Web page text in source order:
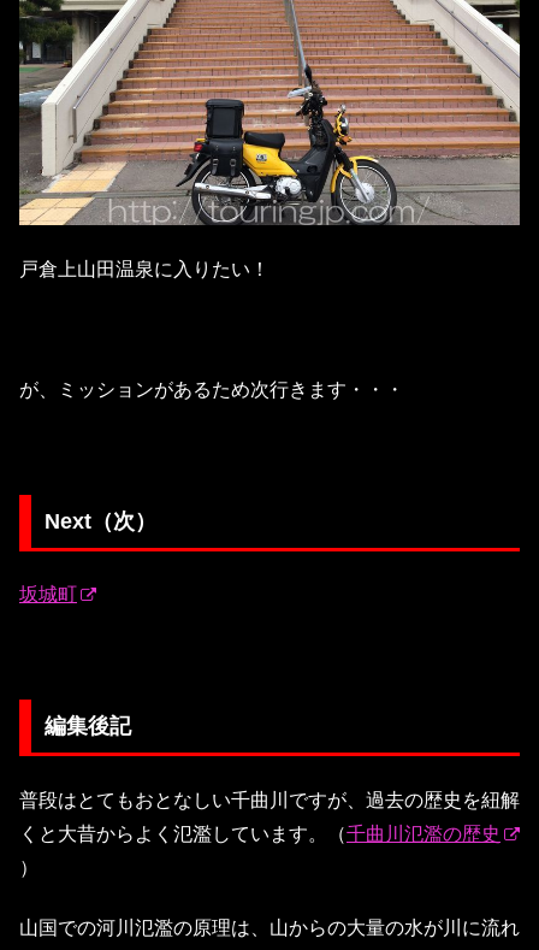
戸倉上山田温泉に入りたい！
が、ミッションがあるため次行きます・・・
Next（次）
坂城町
編集後記
普段はとてもおとなしい千曲川ですが、過去の歴史を紐解
くと大昔からよく氾濫しています。（千曲川氾濫の歴史
）
山国での河川氾濫の原理は、山からの大量の水が川に流れ